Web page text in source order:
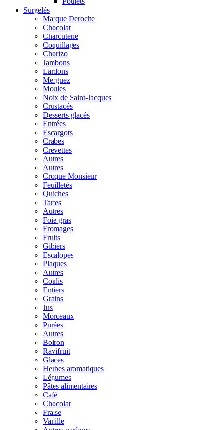
Surgelés
Marque Deroche
Chocolat
Charcuterie
Coquillages
Chorizo
Jambons
Lardons
Merguez
Moules
Noix de Saint-Jacques
Crustacés
Desserts glacés
Entrées
Escargots
Crabes
Crevettes
Autres
Autres
Croque Monsieur
Feuilletés
Quiches
Tartes
Autres
Foie gras
Fromages
Fruits
Gibiers
Escalopes
Plaques
Autres
Coulis
Entiers
Grains
Jus
Morceaux
Purées
Autres
Boiron
Ravifruit
Glaces
Herbes aromatiques
Légumes
Pâtes alimentaires
Café
Chocolat
Fraise
Vanille